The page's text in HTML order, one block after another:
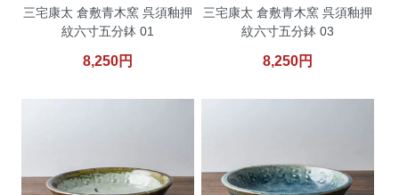
三宅康太 倉敷青木窯 呉須釉押
紋六寸五分鉢 01
8,250円
三宅康太 倉敷青木窯 呉須釉押
紋六寸五分鉢 03
8,250円